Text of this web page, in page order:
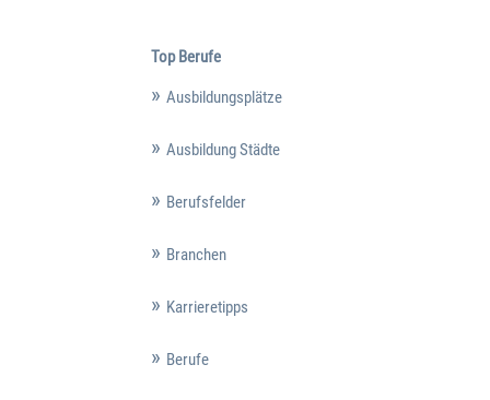
Top Berufe
Ausbildungsplätze
Ausbildung Städte
Berufsfelder
Branchen
Karrieretipps
Berufe